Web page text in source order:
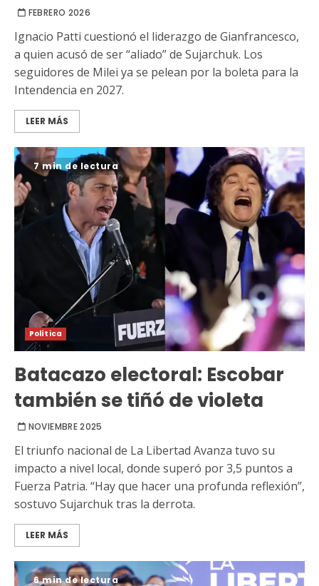
FEBRERO 2026
Ignacio Patti cuestionó el liderazgo de Gianfrancesco,
a quien acusó de ser “aliado” de Sujarchuk. Los
seguidores de Milei ya se pelean por la boleta para la
Intendencia en 2027.
LEER MÁS
7 min de lectura
Política
Batacazo electoral: Escobar
también se tiñó de violeta
NOVIEMBRE 2025
El triunfo nacional de La Libertad Avanza tuvo su
impacto a nivel local, donde superó por 3,5 puntos a
Fuerza Patria. “Hay que hacer una profunda reflexión”,
sostuvo Sujarchuk tras la derrota.
LEER MÁS
6 min de lectura